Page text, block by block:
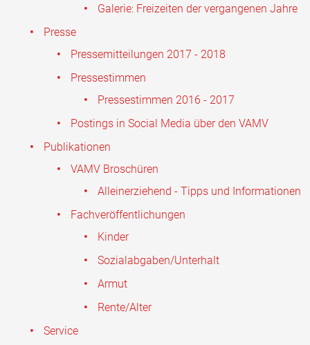
Galerie: Freizeiten der vergangenen Jahre
Presse
Pressemitteilungen 2017 - 2018
Pressestimmen
Pressestimmen 2016 - 2017
Postings in Social Media über den VAMV
Publikationen
VAMV Broschüren
Alleinerziehend - Tipps und Informationen
Fachveröffentlichungen
Kinder
Sozialabgaben/Unterhalt
Armut
Rente/Alter
Service